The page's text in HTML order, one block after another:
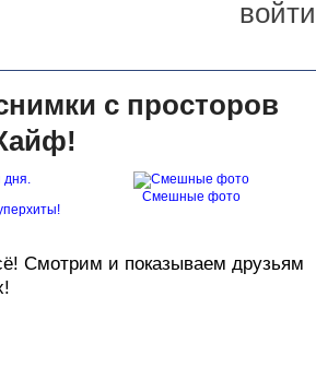
войти
с просторов
Смешные фото
Смотрим и показываем друзьям